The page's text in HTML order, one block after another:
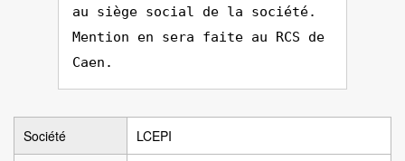
au siège social de la société.
Mention en sera faite au RCS de
Caen.
Société LCEPI